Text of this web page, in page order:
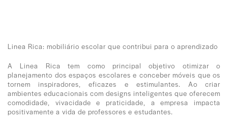
Linea Rica: mobiliário escolar que contribui para o aprendizado
A Linea Rica tem como principal objetivo otimizar o
planejamento dos espaços escolares e conceber móveis que os
tornem inspiradores, eficazes e estimulantes. Ao criar
ambientes educacionais com designs inteligentes que oferecem
comodidade, vivacidade e praticidade, a empresa impacta
positivamente a vida de professores e estudantes.